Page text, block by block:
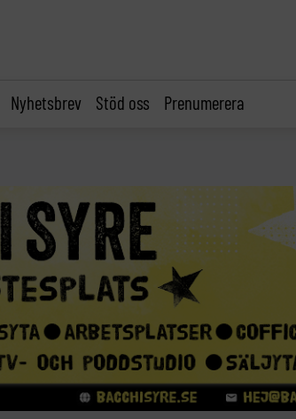
Nyhetsbrev Stöd oss Prenumerera